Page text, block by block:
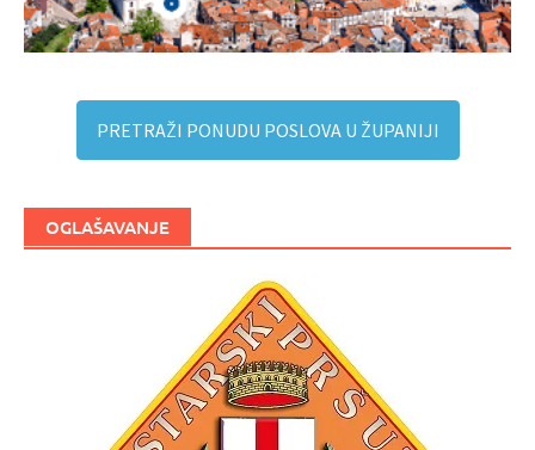
PRETRAŽI PONUDU POSLOVA U ŽUPANIJI
OGLAŠAVANJE